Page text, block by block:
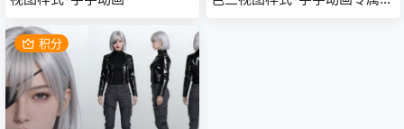
积分